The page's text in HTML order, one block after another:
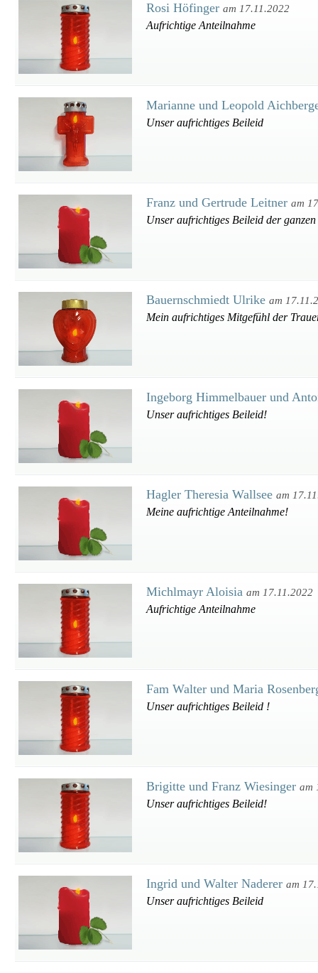
Rosi Höfinger am 17.11.2022
Aufrichtige Anteilnahme
Marianne und Leopold
Unser aufrichtiges Beileid
Franz und Gertrude Leitner am
Unser aufrichtiges Beileid der
Bauernschmiedt Ulrike am
Mein aufrichtiges Mitgefühl der
Ingeborg Himmelbauer und
Unser aufrichtiges Beileid!
Hagler Theresia Wallsee am
Meine aufrichtige Anteilnahme!
Michlmayr Aloisia am 17.11.2022
Aufrichtige Anteilnahme
Fam Walter und Maria
Unser aufrichtiges Beileid !
Brigitte und Franz Wiesinger am
Unser aufrichtiges Beileid!
Ingrid und Walter Naderer am
Unser aufrichtiges Beileid